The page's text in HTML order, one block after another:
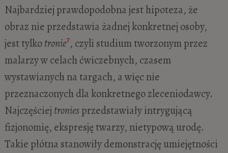
Najbardziej prawdopodobna jest hipoteza, że
obraz nie przedstawia żadnej konkretnej osoby,
jest tylkotronie7, czyli studium tworzonym przez
malarzy w celach ćwiczebnych, czasem
wystawianych na targach, a więc nie
przeznaczonych dla konkretnego zleceniodawcy.
Najczęściej troniesprzedstawiały intrygującą
fizjonomię, ekspresję twarzy, nietypową urodę.
Takie płótna stanowiły demonstrację umiejętności